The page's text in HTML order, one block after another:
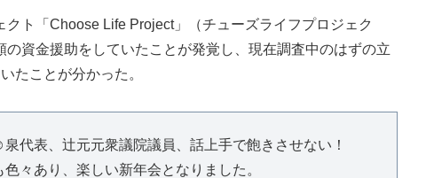
ト「Choose Life Project」（チューズライフプロジェク
の資金援助をしていたことが発覚し、現在調査中のはずの立
たことが分かった。
代表、辻元元衆議院議員、話上手で飽きさせない！
々あり、楽しい新年会となりました。